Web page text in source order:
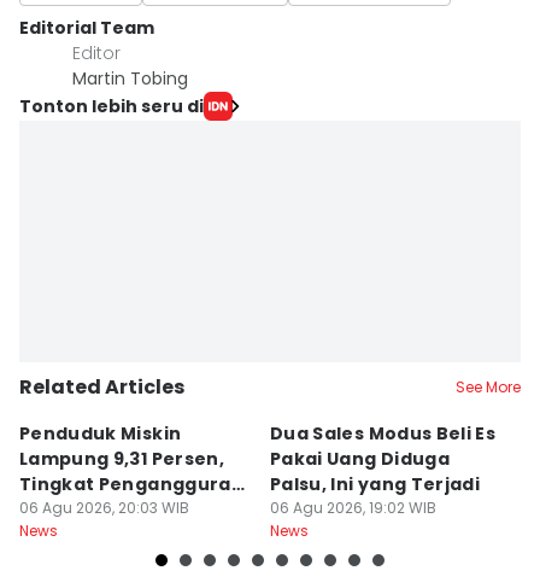
Editorial Team
Editor
Martin Tobing
Tonton lebih seru di
Related Articles See More
Penduduk Miskin
Lampung 9,31 Persen,
Tingkat Pengangguran
Terbuka Naik
06 Agu 2026, 20:03 WIB
News
Dua Sales Modus Beli Es
Pakai Uang Diduga
Palsu, Ini yang Terjadi
06 Agu 2026, 19:02 WIB
News